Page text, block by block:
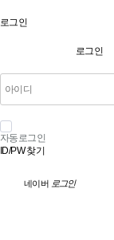
로그인
로그인
자동로그인
ID/PW 찾기
네이버 로그인